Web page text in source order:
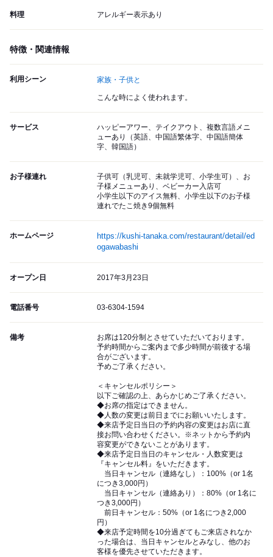
料理 アレルギー表示あり
特徴・関連情報
利用シーン 家族・子供と
こんな時によく使われます。
サービス
ハッピーアワー、テイクアウト、複数言語メニ
ューあり（英語、中国語繁体字、中国語簡体
字、韓国語）
お子様連れ
子供可（乳児可、未就学児可、小学生可）、お
子様メニューあり、ベビーカー入店可
小学生以下のアイス無料、小学生以下のお子様
連れでたこ焼き9個無料
ホームページ
https://kushi-tanaka.com/restaurant/detail/ed
ogawabashi
オープン日 2017年3月23日
電話番号 03-6304-1594
備考
お席は120分制とさせていただいております。
予約時間からご案内まで多少時間が前後する場
合がございます。
予めご了承ください。
＜キャンセルポリシー＞
以下ご確認の上、あらかじめご了承ください。
◆お席の指定はできません。
◆人数の変更は前日までにお願いいたします。
◆来店予定日当日の予約内容の変更はお店に直
接お問い合わせください。※ネットから予約内
容変更ができないことがあります。
◆来店予定日当日のキャンセル・人数変更は
『キャンセル料』をいただきます。
当日キャンセル（連絡なし）：100%（or 1名
につき3,000円）
当日キャンセル（連絡あり）：80%（or 1名に
つき3,000円）
前日キャンセル：50%（or 1名につき2,000
円）
◆来店予定時間を10分過ぎてもご来店されなか
った場合は、当日キャンセルとみなし、他のお
客様を優先させていただきます。